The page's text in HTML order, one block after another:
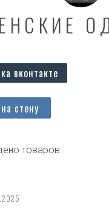
вконтакте
стену
товаров.